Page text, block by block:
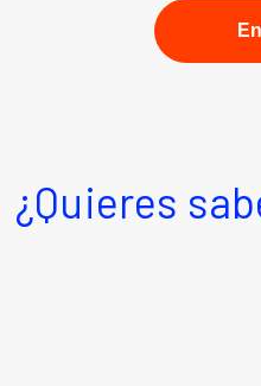
¿Quieres